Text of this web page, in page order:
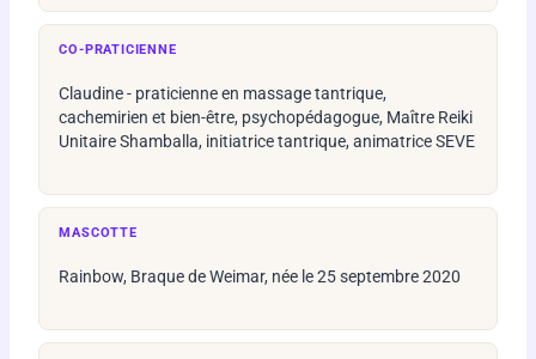
CO-PRATICIENNE
Claudine - praticienne en massage tantrique,
cachemirien et bien-être, psychopédagogue, Maître Reiki
Unitaire Shamballa, initiatrice tantrique, animatrice SEVE
MASCOTTE
Rainbow, Braque de Weimar, née le 25 septembre 2020